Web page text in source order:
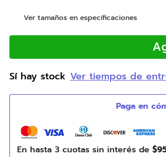
Ver tamaños en especificaciones
Sí hay stock Ver tiempos de
En hasta 3 cuotas sin interés de $